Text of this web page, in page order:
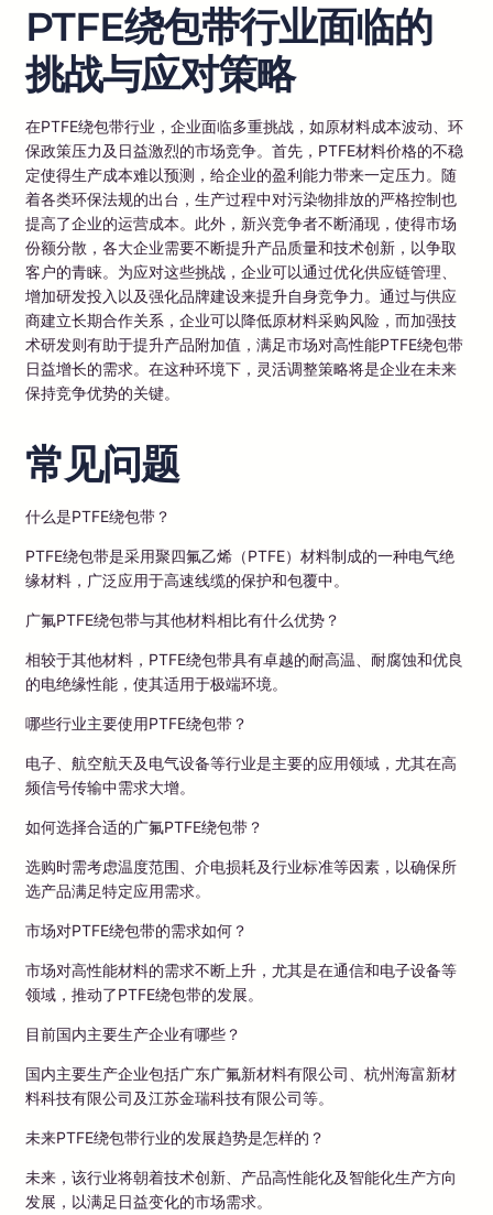
PTFE绕包带行业面临的
挑战与应对策略
在PTFE绕包带行业，企业面临多重挑战，如原材料成本波动、环
保政策压力及日益激烈的市场竞争。首先，PTFE材料价格的不稳
定使得生产成本难以预测，给企业的盈利能力带来一定压力。随
着各类环保法规的出台，生产过程中对污染物排放的严格控制也
提高了企业的运营成本。此外，新兴竞争者不断涌现，使得市场
份额分散，各大企业需要不断提升产品质量和技术创新，以争取
客户的青睐。为应对这些挑战，企业可以通过优化供应链管理、
增加研发投入以及强化品牌建设来提升自身竞争力。通过与供应
商建立长期合作关系，企业可以降低原材料采购风险，而加强技
术研发则有助于提升产品附加值，满足市场对高性能PTFE绕包带
日益增长的需求。在这种环境下，灵活调整策略将是企业在未来
保持竞争优势的关键。
常见问题
什么是PTFE绕包带？
PTFE绕包带是采用聚四氟乙烯（PTFE）材料制成的一种电气绝
缘材料，广泛应用于高速线缆的保护和包覆中。
广氟PTFE绕包带与其他材料相比有什么优势？
相较于其他材料，PTFE绕包带具有卓越的耐高温、耐腐蚀和优良
的电绝缘性能，使其适用于极端环境。
哪些行业主要使用PTFE绕包带？
电子、航空航天及电气设备等行业是主要的应用领域，尤其在高
频信号传输中需求大增。
如何选择合适的广氟PTFE绕包带？
选购时需考虑温度范围、介电损耗及行业标准等因素，以确保所
选产品满足特定应用需求。
市场对PTFE绕包带的需求如何？
市场对高性能材料的需求不断上升，尤其是在通信和电子设备等
领域，推动了PTFE绕包带的发展。
目前国内主要生产企业有哪些？
国内主要生产企业包括广东广氟新材料有限公司、杭州海富新材
料科技有限公司及江苏金瑞科技有限公司等。
未来PTFE绕包带行业的发展趋势是怎样的？
未来，该行业将朝着技术创新、产品高性能化及智能化生产方向
发展，以满足日益变化的市场需求。